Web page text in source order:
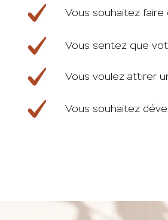
Vous souhaitez faire
Vous sentez que
Vous voulez attirer
Vous souhaitez